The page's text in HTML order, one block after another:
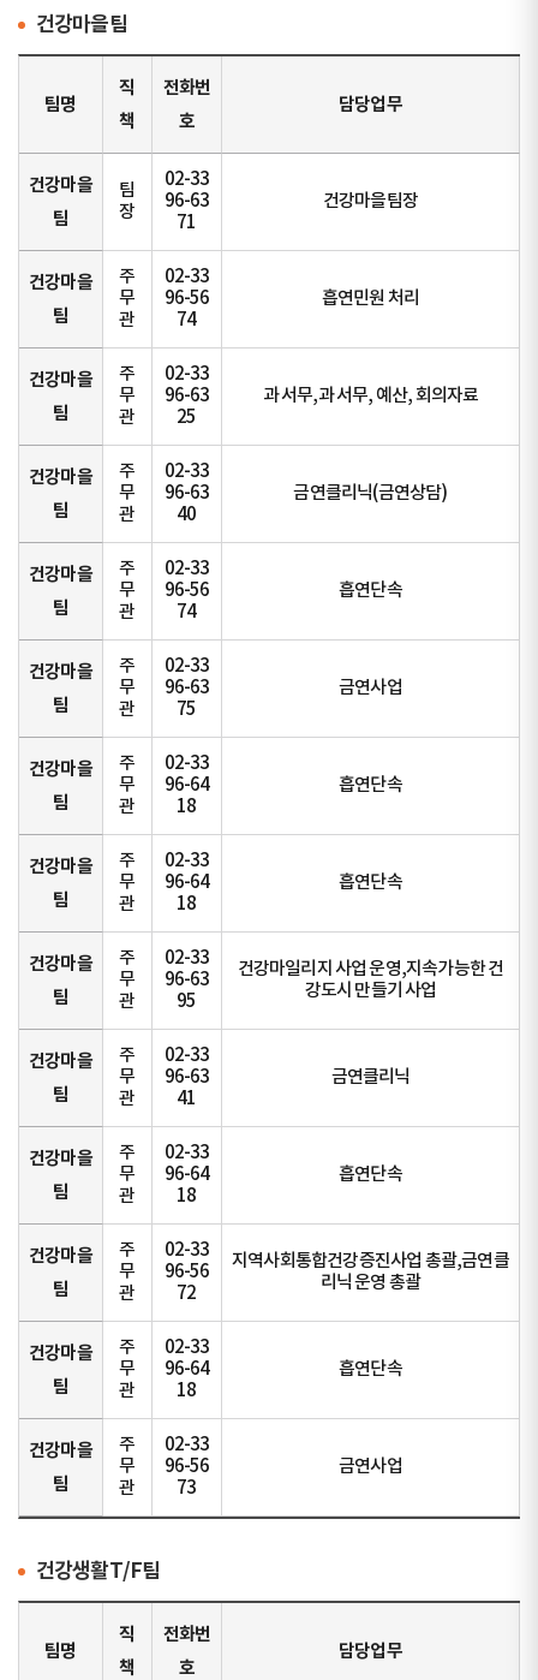
건강마을팀
팀명
직
책
전화번
호
담당업무
건강마을
팀
팀
장
02-33
96-63
71
건강마을팀장
건강마을
팀
주
무
관
02-33
96-56
74
흡연민원 처리
건강마을
팀
주
무
관
02-33
96-63
25
과 서무,과 서무, 예산, 회의자료
건강마을
팀
주
무
관
02-33
96-63
40
금연클리닉(금연상담)
건강마을
팀
주
무
관
02-33
96-56
74
흡연단속
건강마을
팀
주
무
관
02-33
96-63
75
금연사업
건강마을
팀
주
무
관
02-33
96-64
18
흡연단속
건강마을
팀
주
무
관
02-33
96-64
18
흡연단속
건강마을
팀
주
무
관
02-33
96-63
95
건강마일리지 사업 운영,지속가능한 건
강도시 만들기 사업
건강마을
팀
주
무
관
02-33
96-63
41
금연클리닉
건강마을
팀
주
무
관
02-33
96-64
18
흡연단속
건강마을
팀
주
무
관
02-33
96-56
72
지역사회통합건강증진사업 총괄,금연클
리닉 운영 총괄
건강마을
팀
주
무
관
02-33
96-64
18
흡연단속
건강마을
팀
주
무
관
02-33
96-56
73
금연사업
건강생활T/F팀
팀명
직
책
전화번
호
담당업무